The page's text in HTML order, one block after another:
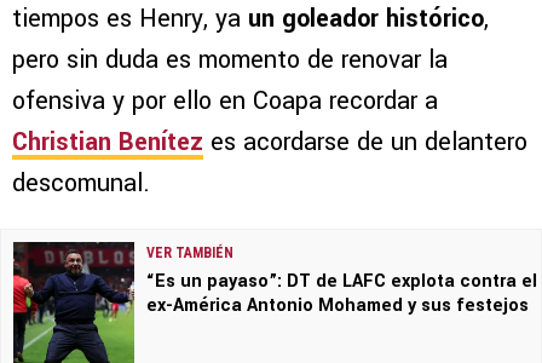
tiempos es Henry, ya un goleador histórico,
pero sin duda es momento de renovar la
ofensiva y por ello en Coapa recordar a
Christian Benítez es acordarse de un delantero
descomunal.
VER TAMBIÉN
“Es un payaso”: DT de LAFC explota contra el
ex-América Antonio Mohamed y sus festejos